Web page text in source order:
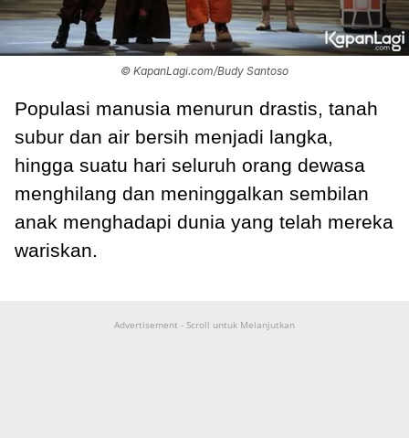
© KapanLagi.com/Budy Santoso
Populasi manusia menurun drastis, tanah
subur dan air bersih menjadi langka,
hingga suatu hari seluruh orang dewasa
menghilang dan meninggalkan sembilan
anak menghadapi dunia yang telah mereka
wariskan.
Advertisement - Scroll untuk Melanjutkan